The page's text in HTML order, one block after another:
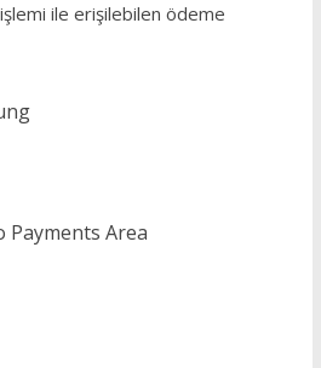
ile erişilebilen ödeme
Payments Area